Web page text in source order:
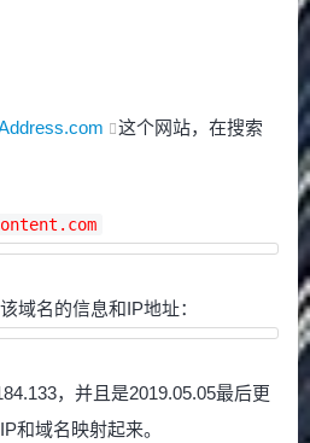
这个网站，在搜索
域名的信息和IP地址：
，并且是2019.05.05最后更
和域名映射起来。